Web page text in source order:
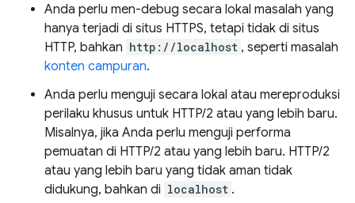
Anda perlu men-debug secara lokal masalah yang
hanya terjadi di situs HTTPS, tetapi tidak di situs
HTTP, bahkan http://localhost , seperti masalah
konten campuran.
Anda perlu menguji secara lokal atau mereproduksi
perilaku khusus untuk HTTP/2 atau yang lebih baru.
Misalnya, jika Anda perlu menguji performa
pemuatan di HTTP/2 atau yang lebih baru. HTTP/2
atau yang lebih baru yang tidak aman tidak
didukung, bahkan di localhost .